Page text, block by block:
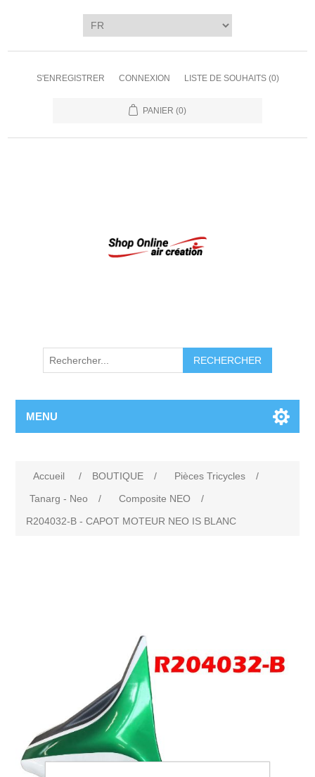
S'ENREGISTRER CONNEXION LISTE DE SOUHAITS (0)
PANIER (0)
RECHERCHER
MENU
Accueil / BOUTIQUE / Pièces Tricycles
/
Tanarg - Neo
/ Composite NEO
/
R204032-B - CAPOT MOTEUR NEO IS BLANC